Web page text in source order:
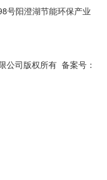
号阳澄湖节能环保产业
公司版权所有 备案号：